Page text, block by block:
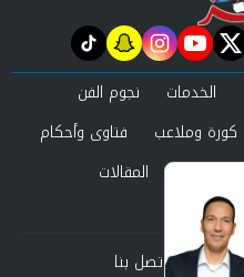
twitter
youtube
instagram
snapchat
tiktok
الخدمات
نجوم الفن
كورة وملاعب
فتاوى وأحكام
ومحاكم
المقالات
اتصل بنا